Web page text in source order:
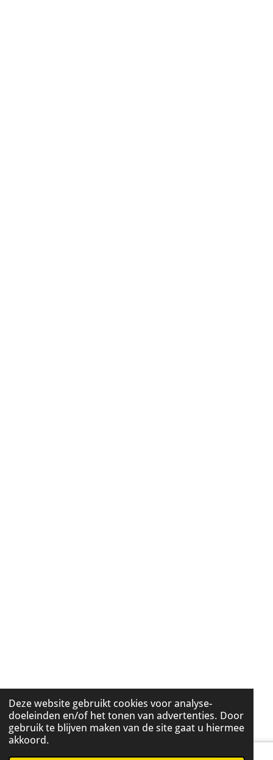
Deze website gebruikt cookies voor analyse-
doeleinden en/of het tonen van advertenties. Door
gebruik te blijven maken van de site gaat u hiermee
akkoord.